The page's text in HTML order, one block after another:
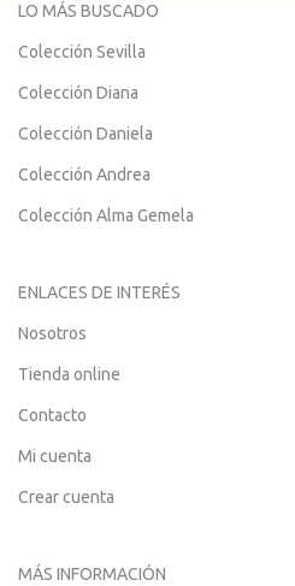
LO MÁS BUSCADO
Colección Sevilla
Colección Diana
Colección Daniela
Colección Andrea
Colección Alma Gemela
ENLACES DE INTERÉS
Nosotros
Tienda online
Contacto
Mi cuenta
Crear cuenta
MÁS INFORMACIÓN